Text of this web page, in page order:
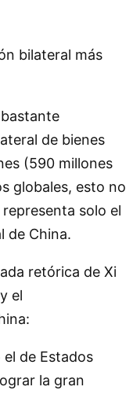
bilateral más
de bienes
(590 millones
globales, esto no
solo el
de China.
retórica de Xi
el
de Estados
la gran